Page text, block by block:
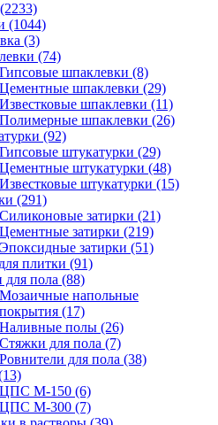
(1044)
(3)
(74)
Гипсовые шпаклевки (8)
Цементные шпаклевки (29)
Известковые шпаклевки (11)
Полимерные шпаклевки (26)
(92)
Гипсовые штукатурки (29)
Цементные штукатурки (48)
Известковые штукатурки (15)
(291)
Силиконовые затирки (21)
Цементные затирки (219)
Эпоксидные затирки (51)
плитки (91)
для пола (88)
Мозаичные напольные
покрытия (17)
Наливные полы (26)
Стяжки для пола (7)
Ровнители для пола (38)
ЦПС М-150 (6)
ЦПС М-300 (7)